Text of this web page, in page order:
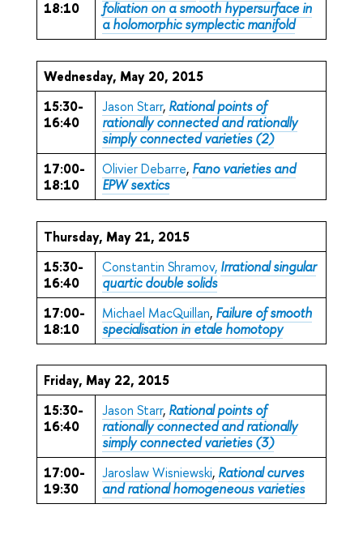
18:10
foliation on a smooth hypersurface in
a holomorphic symplectic manifold
Wednesday, May 20, 2015
15:30-
16:40
Jason Starr, Rational points of
rationally connected and rationally
simply connected varieties (2)
17:00-
18:10
Olivier Debarre, Fano varieties and
EPW sextics
Thursday, May 21, 2015
15:30-
16:40
Constantin Shramov, Irrational singular
quartic double solids
17:00-
18:10
Michael MacQuillan, Failure of smooth
specialisation in etale homotopy
Friday, May 22, 2015
15:30-
16:40
Jason Starr, Rational points of
rationally connected and rationally
simply connected varieties (3)
17:00-
19:30
Jaroslaw Wisniewski, Rational curves
and rational homogeneous varieties